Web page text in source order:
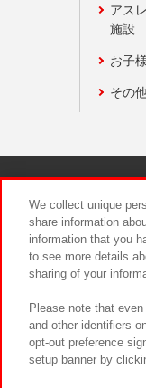
アス
施設
お子
その
We collect unique
share information
information that you
to see more details
sharing of your
Please note that
and other identifiers
opt-out preference
setup banner by